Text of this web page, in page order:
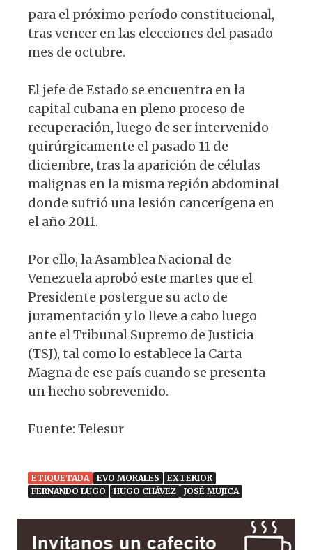
para el próximo período constitucional,
tras vencer en las elecciones del pasado
mes de octubre.
El jefe de Estado se encuentra en la
capital cubana en pleno proceso de
recuperación, luego de ser intervenido
quirúrgicamente el pasado 11 de
diciembre, tras la aparición de células
malignas en la misma región abdominal
donde sufrió una lesión cancerígena en
el año 2011.
Por ello, la Asamblea Nacional de
Venezuela aprobó este martes que el
Presidente postergue su acto de
juramentación y lo lleve a cabo luego
ante el Tribunal Supremo de Justicia
(TSJ), tal como lo establece la Carta
Magna de ese país cuando se presenta
un hecho sobrevenido.
Fuente: Telesur
ETIQUETADA EVO MORALES
EXTERIOR
FERNANDO LUGO
HUGO CHÁVEZ JOSÉ MUJICA